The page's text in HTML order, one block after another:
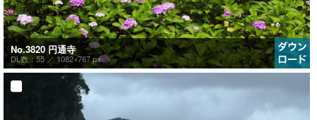
No.3820 円通寺
DL数：55 ／1082×767 px